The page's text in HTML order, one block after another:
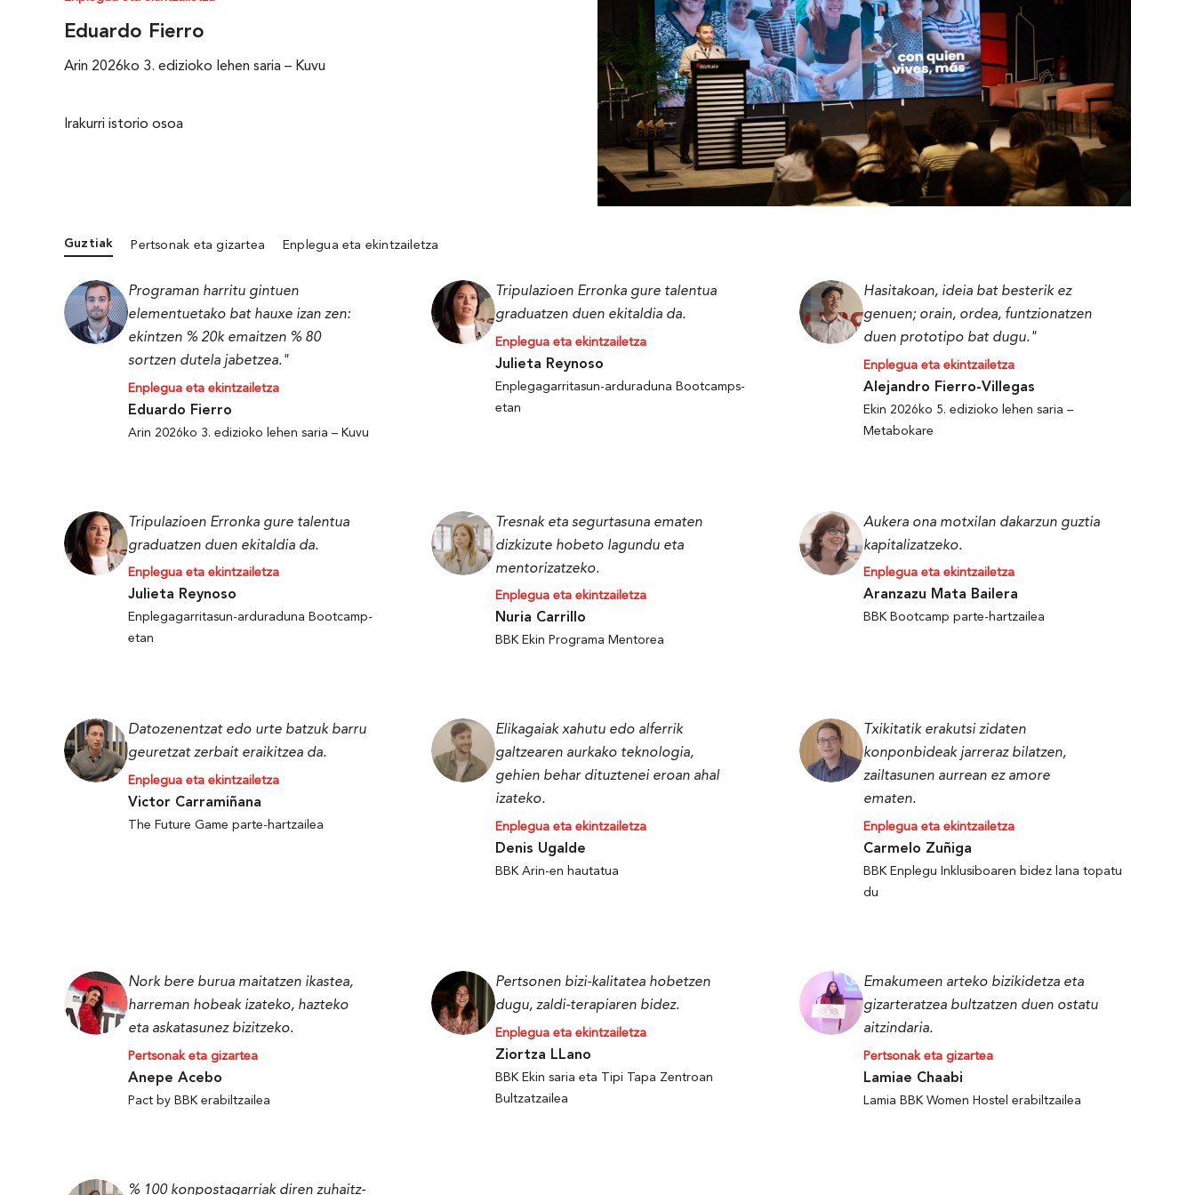
Eduardo Fierro
Arin 2026ko 3. edizioko lehen saria – Kuvu
Irakurri istorio osoa
Guztiak Pertsonak eta gizartea Enplegua eta ekintzailetza
Programan harritu gintuen
elementuetako bat hauxe izan zen:
ekintzen % 20k emaitzen % 80
sortzen dutela jabetzea."
Enplegua eta ekintzailetza
Eduardo Fierro
Arin 2026ko 3. edizioko lehen saria – Kuvu
Tripulazioen Erronka gure talentua
graduatzen duen ekitaldia da.
Enplegua eta ekintzailetza
Julieta Reynoso
Enplegagarritasun-arduraduna Bootcamps-
etan
Hasitakoan, ideia bat besterik ez
genuen; orain, ordea, funtzionatzen
duen prototipo bat dugu."
Enplegua eta ekintzailetza
Alejandro Fierro-Villegas
Ekin 2026ko 5. edizioko lehen saria –
Metabokare
Tripulazioen Erronka gure talentua
graduatzen duen ekitaldia da.
Enplegua eta ekintzailetza
Julieta Reynoso
Enplegagarritasun-arduraduna Bootcamp-
etan
Tresnak eta segurtasuna ematen
dizkizute hobeto lagundu eta
mentorizatzeko.
Enplegua eta ekintzailetza
Nuria Carrillo
BBK Ekin Programa Mentorea
Aukera ona motxilan dakarzun guztia
kapitalizatzeko.
Enplegua eta ekintzailetza
Aranzazu Mata Bailera
BBK Bootcamp parte-hartzailea
Datozenentzat edo urte batzuk barru
geuretzat zerbait eraikitzea da.
Enplegua eta ekintzailetza
Victor Carramiñana
The Future Game parte-hartzailea
Elikagaiak xahutu edo alferrik
galtzearen aurkako teknologia,
gehien behar dituztenei eroan ahal
izateko.
Enplegua eta ekintzailetza
Denis Ugalde
BBK Arin-en hautatua
Txikitatik erakutsi zidaten
konponbideak jarreraz bilatzen,
zailtasunen aurrean ez amore
ematen.
Enplegua eta ekintzailetza
Carmelo Zuñiga
BBK Enplegu Inklusiboaren bidez lana topatu
du
Nork bere burua maitatzen ikastea,
harreman hobeak izateko, hazteko
eta askatasunez bizitzeko.
Pertsonak eta gizartea
Anepe Acebo
Pact by BBK erabiltzailea
Pertsonen bizi-kalitatea hobetzen
dugu, zaldi-terapiaren bidez.
Enplegua eta ekintzailetza
Ziortza LLano
BBK Ekin saria eta Tipi Tapa Zentroan
Bultzatzailea
Emakumeen arteko bizikidetza eta
gizarteratzea bultzatzen duen ostatu
aitzindaria.
Pertsonak eta gizartea
Lamiae Chaabi
Lamia BBK Women Hostel erabiltzailea
% 100 konpostagarriak diren zuhaitz-